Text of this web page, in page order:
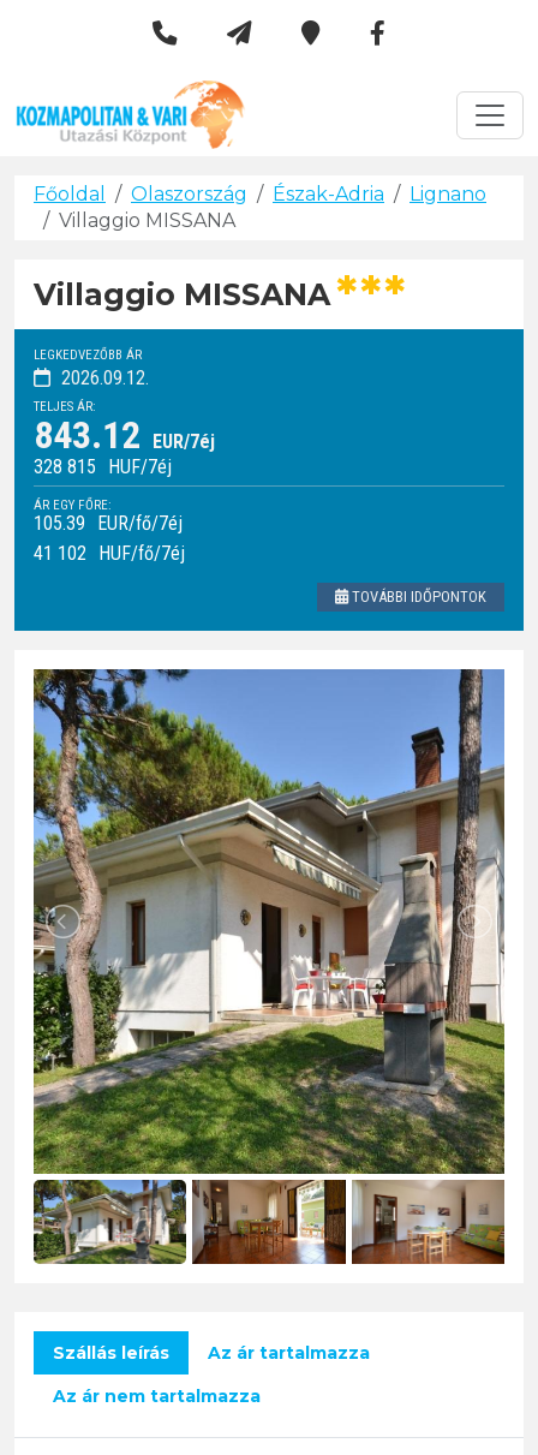
Kozmapolitan & Vári Utazási
Főoldal Olaszország Észak-Adria
Lignano
Villaggio MISSANA
Villaggio MISSANA***
LEGKEDVEZŐBB ÁR
2026.09.12.
TELJES ÁR:
843.12
EUR/7éj
328 815
HUF/7éj
ÁR EGY FŐRE:
105.39
EUR/fő/7éj
41 102 HUF/fő/7éj
TOVÁBBI IDŐPONTOK
Szállás leírás
Az ár tartalmazza
Az ár nem tartalmazza